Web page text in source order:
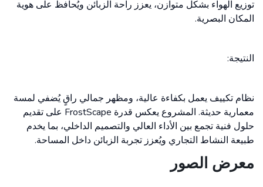
توزيع الهواء بشكل متوازن، يعزز راحة الزبائن ويُحافظ على هوية
المكان البصرية.
النتيجة:
نظام تكييف يعمل بكفاءة عالية، ومظهر جمالي راقٍ يُضفي لمسة
معمارية حديثة. المشروع يعكس قدرة FrostScape على تقديم
حلول فنية تجمع بين الأداء العالي والتصميم الداخلي، بما يخدم
طبيعة النشاط التجاري ويُعزز تجربة الزبائن داخل المساحة.
معرض الصور